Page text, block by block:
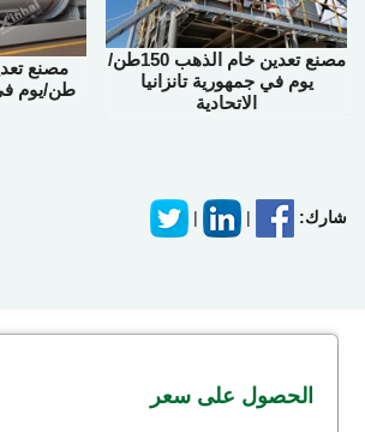
طن/يوم
مصنع تعدين خام الذهب 150طن/
يوم في جمهورية تانزانيا
الاتحادية
شارك: |
|
الحصول على سعر